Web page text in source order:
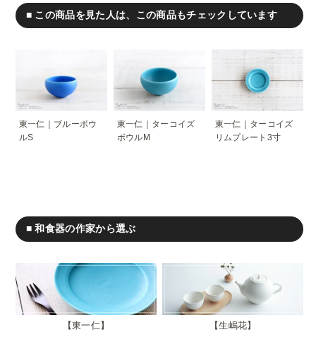
■ この商品を見た人は、この商品もチェックしています
東一仁｜ブルーボウ
ルS
東一仁｜ターコイズ
ボウルM
東一仁｜ターコイズ
リムプレート3寸
■ 和食器の作家から選ぶ
東一仁 生嶋花